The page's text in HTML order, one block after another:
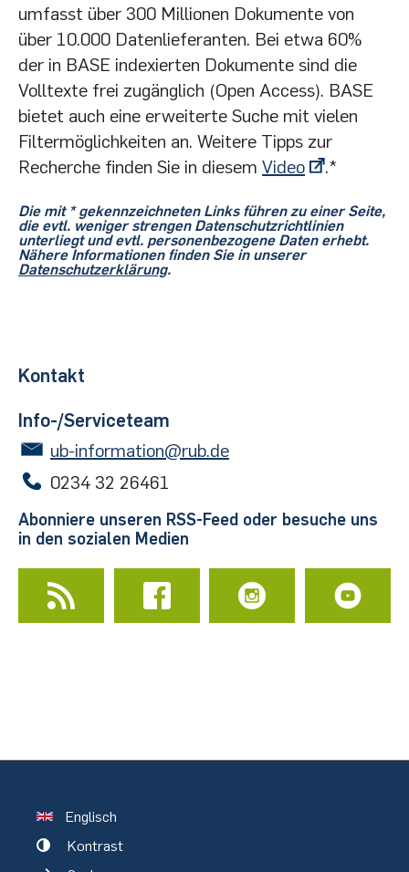
umfasst über 300 Millionen Dokumente von
über 10.000 Datenlieferanten. Bei etwa 60%
der in BASE indexierten Dokumente sind die
Volltexte frei zugänglich (Open Access). BASE
bietet auch eine erweiterte Suche mit vielen
Filtermöglichkeiten an. Weitere Tipps zur
Recherche finden Sie in diesem Video .*
Die mit * gekennzeichneten Links führen zu einer Seite,
die evtl. weniger strengen Datenschutzrichtlinien
unterliegt und evtl. personenbezogene Daten erhebt.
Nähere Informationen finden Sie in unserer
Datenschutzerklärung.
Kontakt
Info-/Serviceteam
ub-information@rub.de
0234 32 26461
Abonniere unseren RSS-Feed oder besuche uns
in den sozialen Medien
Englisch
Kontrast